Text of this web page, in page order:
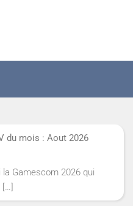
du mois : Aout 2026
la Gamescom 2026 qui
[…]